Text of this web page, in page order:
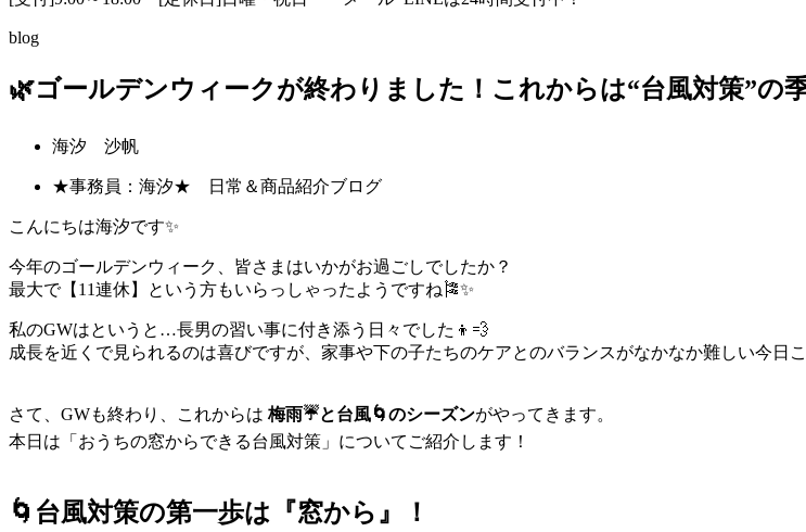
blog
🌿ゴールデンウィークが終わりました！これからは“台風対策”の
海汐 沙帆
★事務員：海汐★ 日常＆商品紹介ブログ
こんにちは海汐です✨
今年のゴールデンウィーク、皆さまはいかがお過ごしでしたか？
最大で【11連休】という方もいらっしゃったようですね🎏✨
私のGWはというと…長男の習い事に付き添う日々でした👦💨
成長を近くで見られるのは喜びですが、家事や下の子たちのケアとのバランスがなかなか難しい今日
さて、GWも終わり、これからは 梅雨☔と台風🌀のシーズンがやってきます。
本日は「おうちの窓からできる台風対策」についてご紹介します！
🌀台風対策の第一歩は『窓から』！